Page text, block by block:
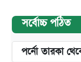
সর্বোচ্চ পঠিত
পর্নো তারকা